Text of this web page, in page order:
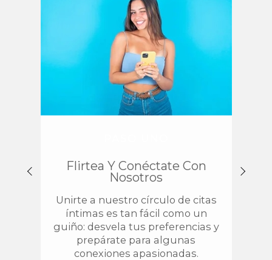
Flirtea Y Conéctate Con
Nosotros
Unirte a nuestro círculo de citas
íntimas es tan fácil como un
guiño: desvela tus preferencias y
prepárate para algunas
conexiones apasionadas.